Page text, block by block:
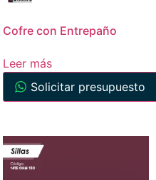
Cofre con Entrepaño
Leer más
Solicitar presupuesto